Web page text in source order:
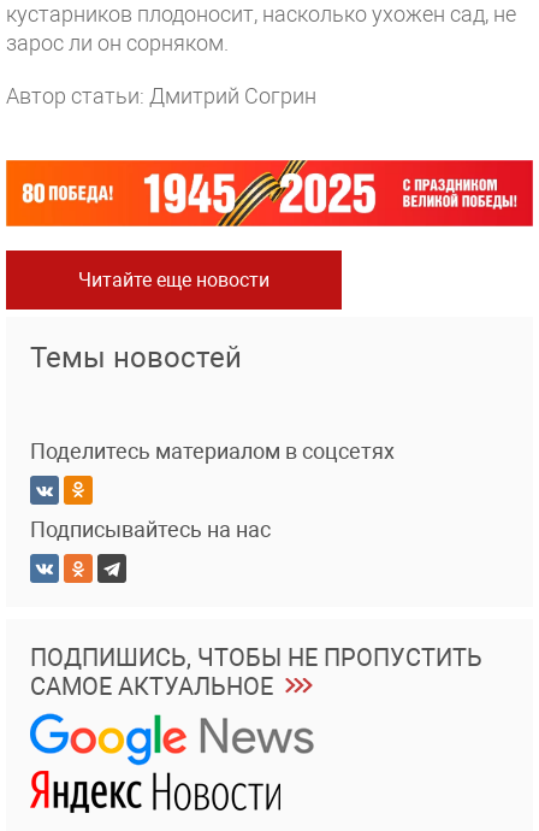
кустарников плодоносит, насколько ухожен сад, не
зарос ли он сорняком.
Автор статьи: Дмитрий Согрин
Читайте еще новости
Темы новостей
Поделитесь материалом в соцсетях
Подписывайтесь на нас
ПОДПИШИСЬ, ЧТОБЫ НЕ ПРОПУСТИТЬ
САМОЕ АКТУАЛЬНОЕ